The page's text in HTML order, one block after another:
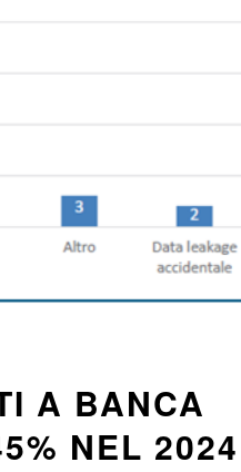
A BANCA
NEL 2024